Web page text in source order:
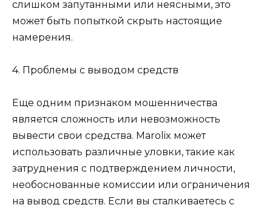
слишком запутанными или неясными, это
может быть попыткой скрыть настоящие
намерения.
4. Проблемы с выводом средств
Еще одним признаком мошенничества
является сложность или невозможность
вывести свои средства. Marolix может
использовать различные уловки, такие как
затруднения с подтверждением личности,
необоснованные комиссии или ограничения
на вывод средств. Если вы сталкиваетесь с